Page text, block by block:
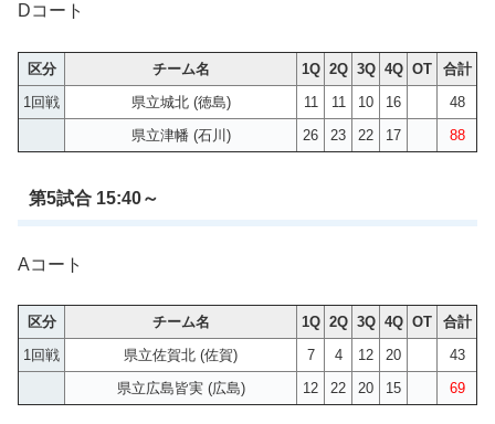
Dコート
区分 チーム名 1Q 2Q 3Q 4Q OT
合計
1回戦
県立城北 (徳島) 11 11 10 16
48
県立津幡 (石川)
26 23 22 17 88
第5試合 15:40～
Aコート
区分 チーム名 1Q 2Q 3Q 4Q OT
合計
1回戦
県立佐賀北 (佐賀) 7 4 12 20
43
県立広島皆実 (広島)
12 22 20 15 69